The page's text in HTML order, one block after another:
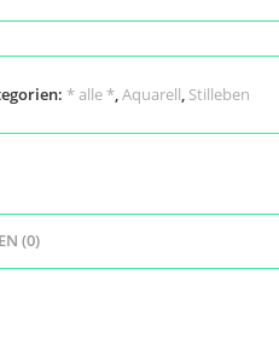
* alle *,Aquarell, Stilleben
(0)